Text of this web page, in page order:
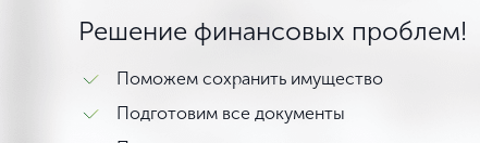
Решение финансовых проблем!
Поможем сохранить имущество
Подготовим все документы